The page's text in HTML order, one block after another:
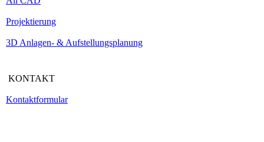
Projektierung
3D Anlagen- & Aufstellungsplanung
KONTAKT
Kontaktformular